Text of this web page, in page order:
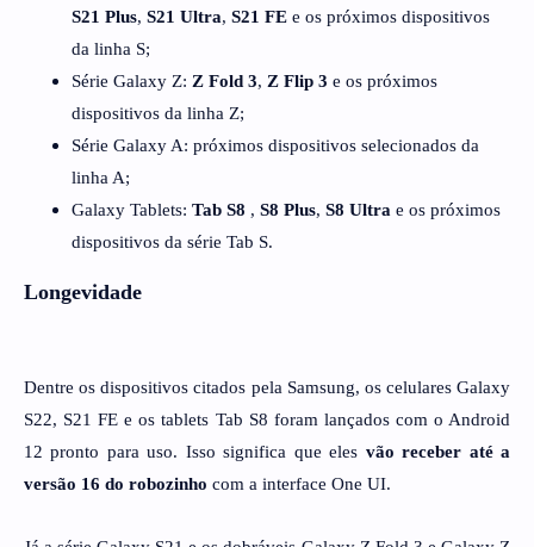
S21 Plus, S21 Ultra, S21 FE e os próximos dispositivos
da linha S;
Série Galaxy Z: Z Fold 3, Z Flip 3 e os próximos
dispositivos da linha Z;
Série Galaxy A: próximos dispositivos selecionados da
linha A;
Galaxy Tablets: Tab S8 , S8 Plus, S8 Ultra e os próximos
dispositivos da série Tab S.
Longevidade
Dentre os dispositivos citados pela Samsung, os celulares Galaxy
S22, S21 FE e os tablets Tab S8 foram lançados com o Android
12 pronto para uso. Isso significa que eles vão receber até a
versão 16 do robozinho com a interface One UI.